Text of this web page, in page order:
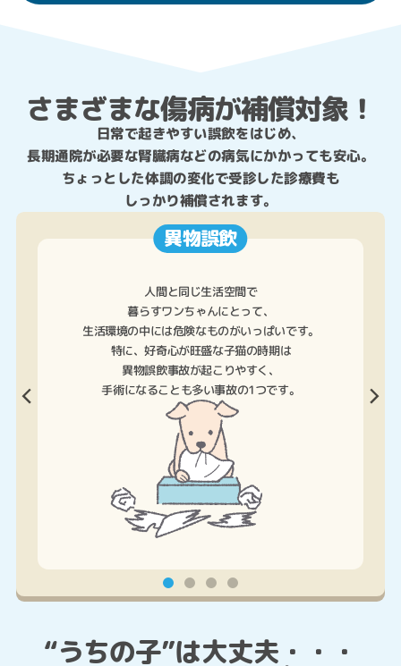
さまざまな傷病が補償対象！
日常で起きやすい誤飲をはじめ、
長期通院が必要な腎臓病などの病気にかかっても安心。
ちょっとした体調の変化で受診した診療費も
しっかり補償されます。
異物誤飲
人間と同じ生活空間で
暮らすワンちゃんにとって、
生活環境の中には危険なものがいっぱいです。
特に、好奇心が旺盛な子猫の時期は
異物誤飲事故が起こりやすく、
手術になることも多い事故の1つです。
“うちの子”は大丈夫・・・